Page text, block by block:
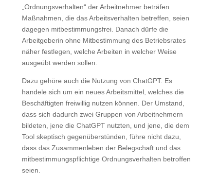
„Ordnungsverhalten“ der Arbeitnehmer beträfen.
Maßnahmen, die das Arbeitsverhalten betreffen, seien
dagegen mitbestimmungsfrei. Danach dürfe die
Arbeitgeberin ohne Mitbestimmung des Betriebsrates
näher festlegen, welche Arbeiten in welcher Weise
ausgeübt werden sollen.
Dazu gehöre auch die Nutzung von ChatGPT. Es
handele sich um ein neues Arbeitsmittel, welches die
Beschäftigten freiwillig nutzen können. Der Umstand,
dass sich dadurch zwei Gruppen von Arbeitnehmern
bildeten, jene die ChatGPT nutzten, und jene, die dem
Tool skeptisch gegenüberstünden, führe nicht dazu,
dass das Zusammenleben der Belegschaft und das
mitbestimmungspflichtige Ordnungsverhalten betroffen
seien.